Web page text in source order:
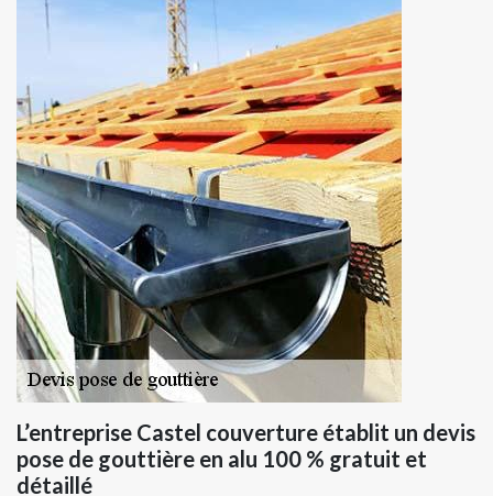
L’entreprise Castel couverture établit un devis
pose de gouttière en alu 100 % gratuit et
détaillé